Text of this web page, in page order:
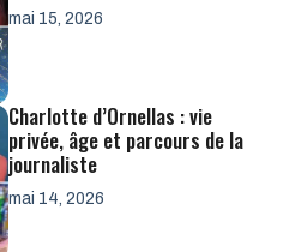
mai 15, 2026
Charlotte d’Ornellas : vie
privée, âge et parcours de la
journaliste
mai 14, 2026